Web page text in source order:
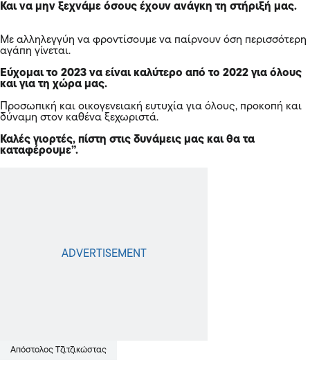
Και να μην ξεχνάμε όσους έχουν ανάγκη τη στήριξή μας.
Με αλληλεγγύη να φροντίσουμε να παίρνουν όση περισσότερη
αγάπη γίνεται.
Εύχομαι το 2023 να είναι καλύτερο από το 2022 για όλους
και για τη χώρα μας.
Προσωπική και οικογενειακή ευτυχία για όλους, προκοπή και
δύναμη στον καθένα ξεχωριστά.
Καλές γιορτές, πίστη στις δυνάμεις μας και θα τα
καταφέρουμε”.
Απόστολος Τζιτζικώστας